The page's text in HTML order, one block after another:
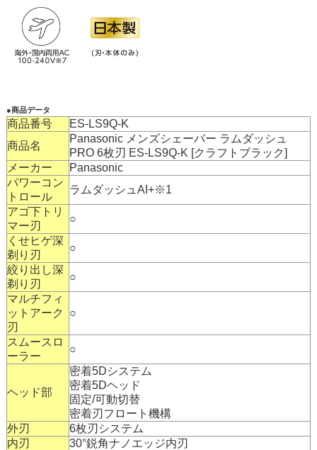
●商品データ
商品番号
ES-LS9Q-K
商品名
Panasonic メンズシェーバー ラムダッシュ
PRO 6枚刃 ES-LS9Q-K [クラフトブラック]
メーカー
Panasonic
パワーコン
トロール
ラムダッシュAI+※1
アゴ下トリ
マー刃
○
くせヒゲ深
剃り刃
○
絞り出し深
剃り刃
○
マルチフィ
ットアーク
刃
○
スムースロ
ーラー
○
ヘッド部
密着5Dシステム
密着5Dヘッド
固定/可動切替
密着刃フロート機構
外刃
6枚刃システム
内刃
30°鋭角ナノエッジ内刃